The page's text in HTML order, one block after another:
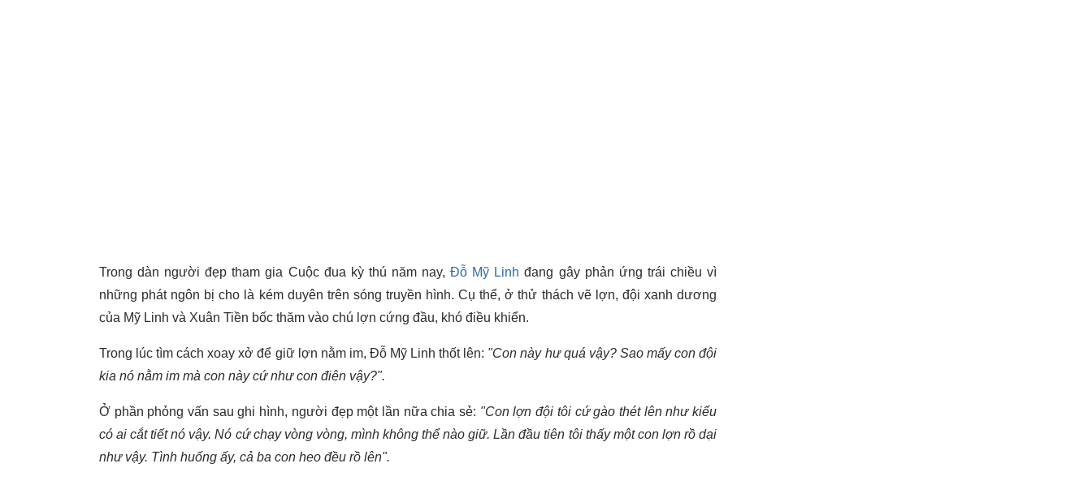
Trong dàn người đẹp tham gia Cuộc đua kỳ thú năm nay,Đỗ Mỹ Linh đang gây phản ứng trái chiều vì
những phát ngôn bị cho là kém duyên trên sóng truyền hình. Cụ thể, ở thử thách vẽ lợn, đội xanh dương
của Mỹ Linh và Xuân Tiền bốc thăm vào chú lợn cứng đầu, khó điều khiển.
Trong lúc tìm cách xoay xở để giữ lợn nằm im, Đỗ Mỹ Linh thốt lên: "Con này hư quá vậy? Sao mấy con đội
kia nó nằm im mà con này cứ như con điên vậy?".
Ở phần phỏng vấn sau ghi hình, người đẹp một lần nữa chia sẻ: "Con lợn đội tôi cứ gào thét lên như kiểu
có ai cắt tiết nó vậy. Nó cứ chạy vòng vòng, mình không thể nào giữ. Lần đầu tiên tôi thấy một con lợn rồ dại
như vậy. Tình huống ấy, cả ba con heo đều rồ lên".